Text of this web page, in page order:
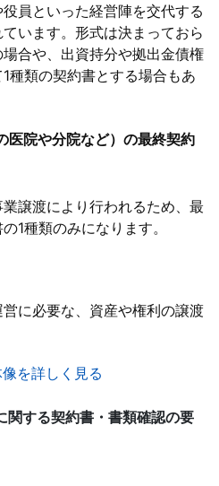
員といった経営陣を交代する
います。形式は決まっておら
合や、出資持分や拠出金債権
種類の契約書とする場合もあ
院や分院など）の最終契約
譲渡により行われるため、最
1種類のみになります。
に必要な、資産や権利の譲渡
を詳しく見る
関する契約書・書類確認の要